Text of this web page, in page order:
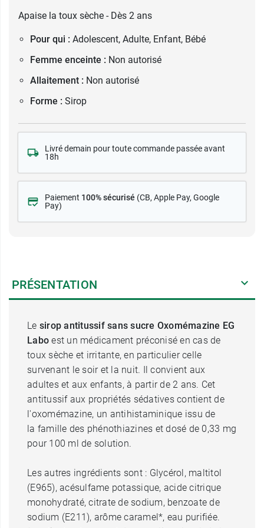
Apaise la toux sèche - Dès 2 ans
Pour qui : Adolescent, Adulte, Enfant, Bébé
Femme enceinte : Non autorisé
Allaitement : Non autorisé
Forme : Sirop
Livré demain pour toute commande passée avant
18h
Paiement 100% sécurisé (CB, Apple Pay, Google
Pay)
PRÉSENTATION
Le sirop antitussif sans sucre Oxomémazine EG
Labo est un médicament préconisé en cas de
toux sèche et irritante, en particulier celle
survenant le soir et la nuit. Il convient aux
adultes et aux enfants, à partir de 2 ans. Cet
antitussif aux propriétés sédatives contient de
l'oxomémazine, un antihistaminique issu de
la famille des phénothiazines et dosé de 0,33 mg
pour 100 ml de solution.
Les autres ingrédients sont : Glycérol, maltitol
(E965), acésulfame potassique, acide citrique
monohydraté, citrate de sodium, benzoate de
sodium (E211), arôme caramel*, eau purifiée.